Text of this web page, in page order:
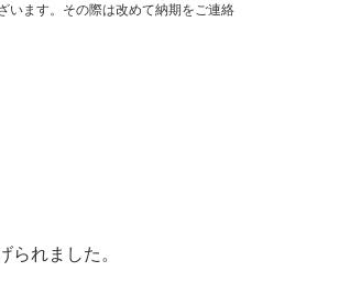
います。その際は改めて納期をご連絡
れました。